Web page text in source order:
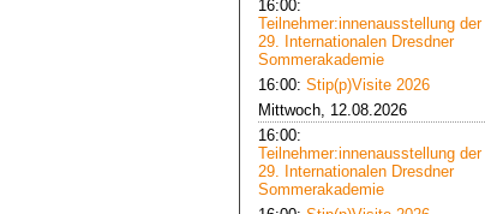
16:00:
Teilnehmer:innenausstellung der
29. Internationalen Dresdner
Sommerakademie
16:00: Stip(p)Visite 2026
Mittwoch, 12.08.2026
16:00:
Teilnehmer:innenausstellung der
29. Internationalen Dresdner
Sommerakademie